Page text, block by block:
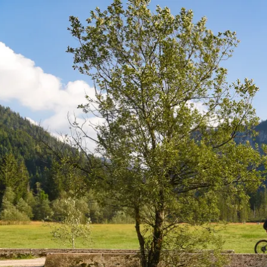
Aktivitäten im Chiemgau
Wandern & Gipfelglück
Radfahren &
Mountainbiken
Chiemsee &
Aktivitäten für die Familie
Winter
Golfen
&
Orte